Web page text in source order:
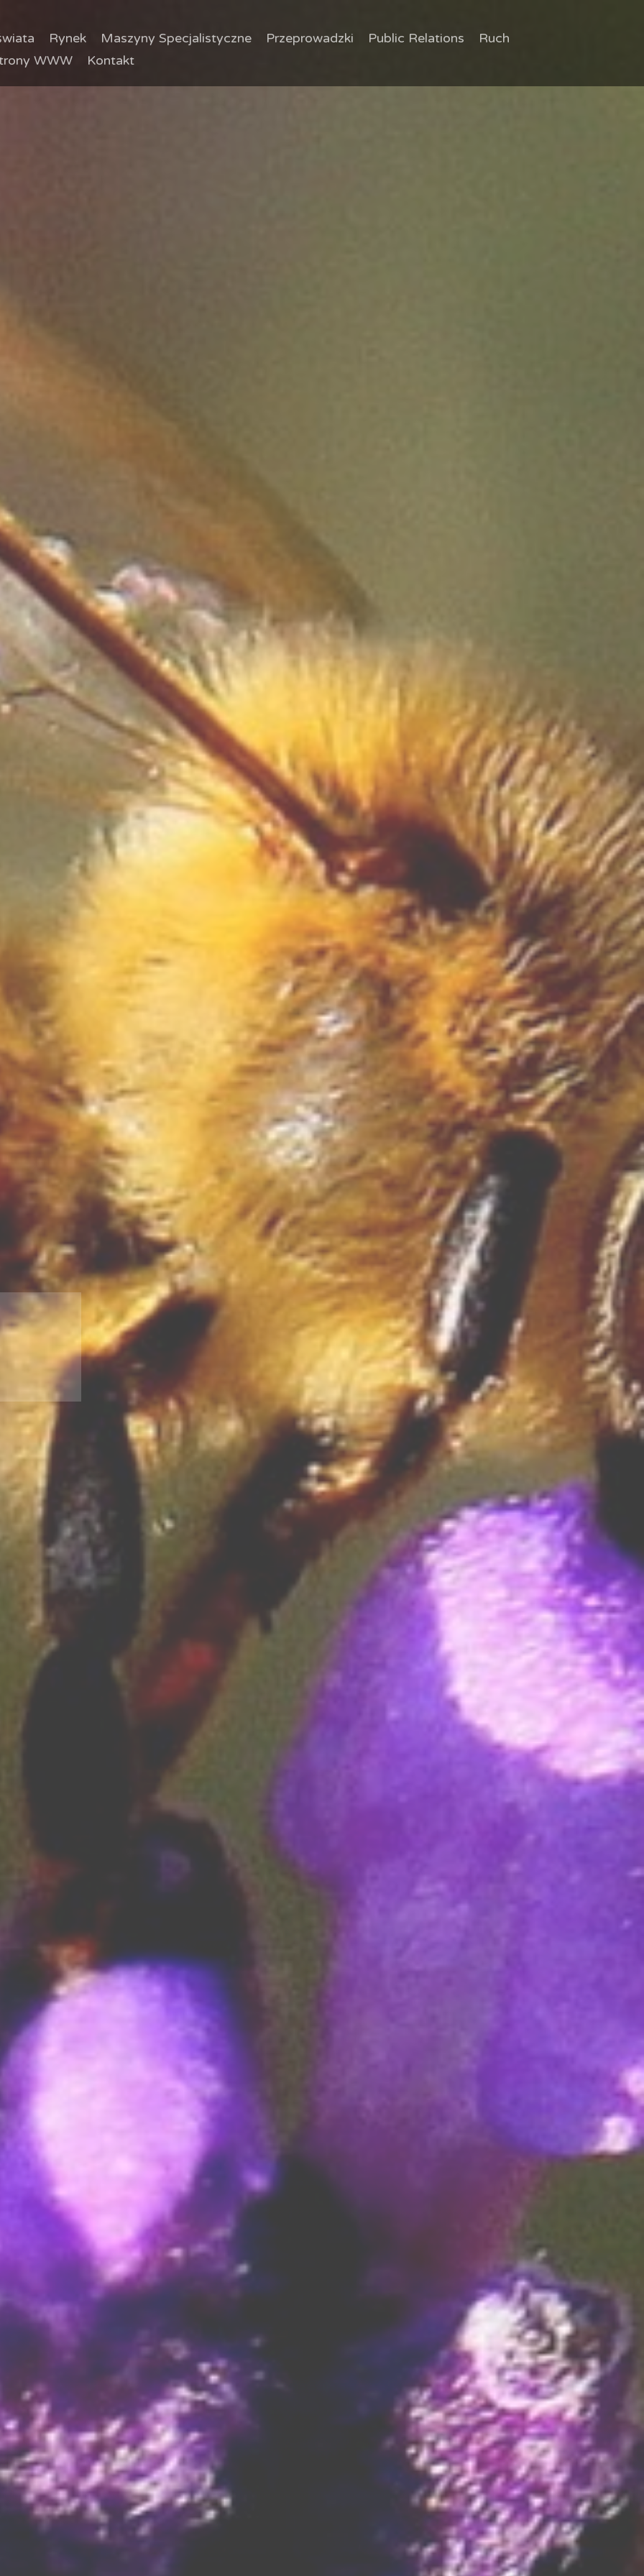
Rynek Maszyny Specjalistyczne Przeprowadzki Public Relations
Ruch
WWW Kontakt